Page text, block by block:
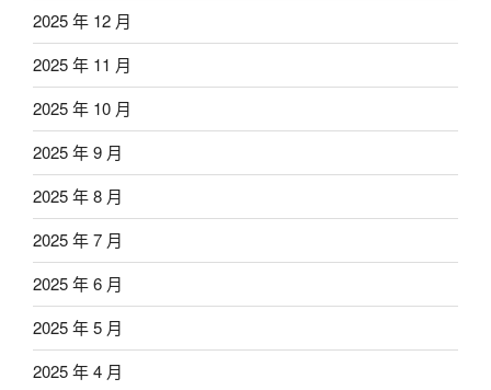
2025 年 12 月
2025 年 11 月
2025 年 10 月
2025 年 9 月
2025 年 8 月
2025 年 7 月
2025 年 6 月
2025 年 5 月
2025 年 4 月